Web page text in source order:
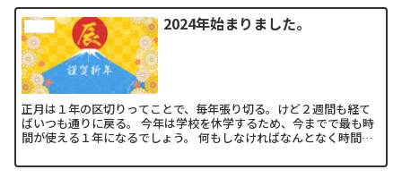
2024年始まりました。
正月は１年の区切りってことで、毎年張り切る。けど２週間も経て
ばいつも通りに戻る。 今年は学校を休学するため、今までで最も時
間が使える１年になるでしょう。 何もしなければなんとなく時間が